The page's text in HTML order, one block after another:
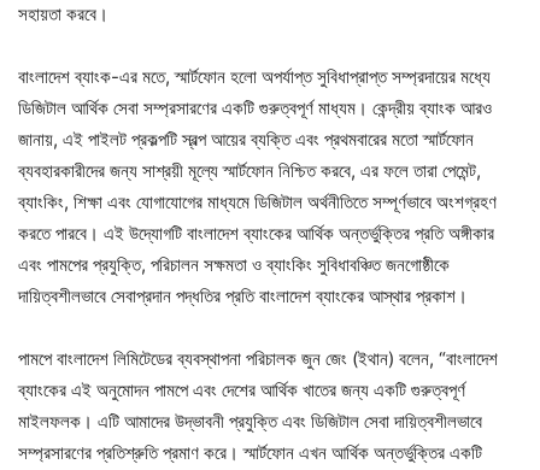
সহায়তা করবে।
বাংলাদেশ ব্যাংক-এর মতে, স্মার্টফোন হলো অপর্যাপ্ত সুবিধাপ্রাপ্ত সম্প্রদায়ের মধ্যে
ডিজিটাল আর্থিক সেবা সম্প্রসারণের একটি গুরুত্বপূর্ণ মাধ্যম। কেন্দ্রীয় ব্যাংক আরও
জানায়, এই পাইলট প্রকল্পটি স্বল্প আয়ের ব্যক্তি এবং প্রথমবারের মতো স্মার্টফোন
ব্যবহারকারীদের জন্য সাশ্রয়ী মূল্যে স্মার্টফোন নিশ্চিত করবে, এর ফলে তারা পেমেন্ট,
ব্যাংকিং, শিক্ষা এবং যোগাযোগের মাধ্যমে ডিজিটাল অর্থনীতিতে সম্পূর্ণভাবে অংশগ্রহণ
করতে পারবে। এই উদ্যোগটি বাংলাদেশ ব্যাংকের আর্থিক অন্তর্ভুক্তির প্রতি অঙ্গীকার
এবং পামপের প্রযুক্তি, পরিচালন সক্ষমতা ও ব্যাংকিং সুবিধাবঞ্চিত জনগোষ্ঠীকে
দায়িত্বশীলভাবে সেবাপ্রদান পদ্ধতির প্রতি বাংলাদেশ ব্যাংকের আস্থার প্রকাশ।
পামপে বাংলাদেশ লিমিটেডের ব্যবস্থাপনা পরিচালক জুন জেং (ইথান) বলেন, “বাংলাদেশ
ব্যাংকের এই অনুমোদন পামপে এবং দেশের আর্থিক খাতের জন্য একটি গুরুত্বপূর্ণ
মাইলফলক। এটি আমাদের উদ্ভাবনী প্রযুক্তি এবং ডিজিটাল সেবা দায়িত্বশীলভাবে
সম্প্রসারণের প্রতিশ্রুতি প্রমাণ করে। স্মার্টফোন এখন আর্থিক অন্তর্ভুক্তির একটি